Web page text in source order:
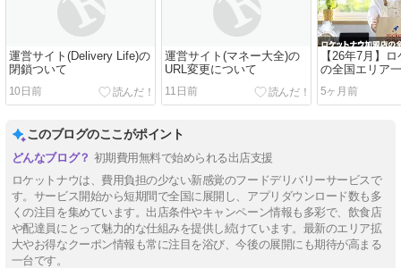
運営サイト(Delivery Life)の
閉鎖ついて
10日前
運営サイト(マネー大全)の
URL変更について
11日前
【26年7月】
の全国エリア
登録・出店可
説
5ヶ月前
このブログのここがポイント
初期費用無料で始められる出店支援
ロケットナウは、費用負担の少ない新感覚のフードデリバリーサービスで
す。サービス開始から短期間で全国に展開し、アプリダウンロード数も多
くの注目を集めています。出店条件やキャンペーン情報も多彩で、飲食店
や配達員にとって魅力的な仕組みを提供し続けています。最新のエリア拡
大やお得なクーポン情報も常に注目を浴び、今後の展開にも期待が高まる
一台です。